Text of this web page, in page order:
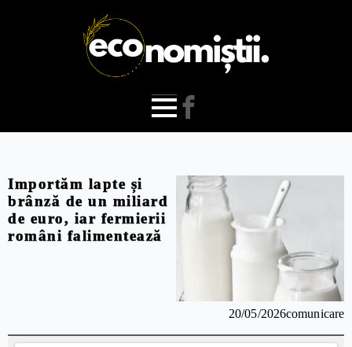
Importăm lapte și
brânză de un miliard
de euro, iar fermierii
români falimentează
20/05/2026comunicare